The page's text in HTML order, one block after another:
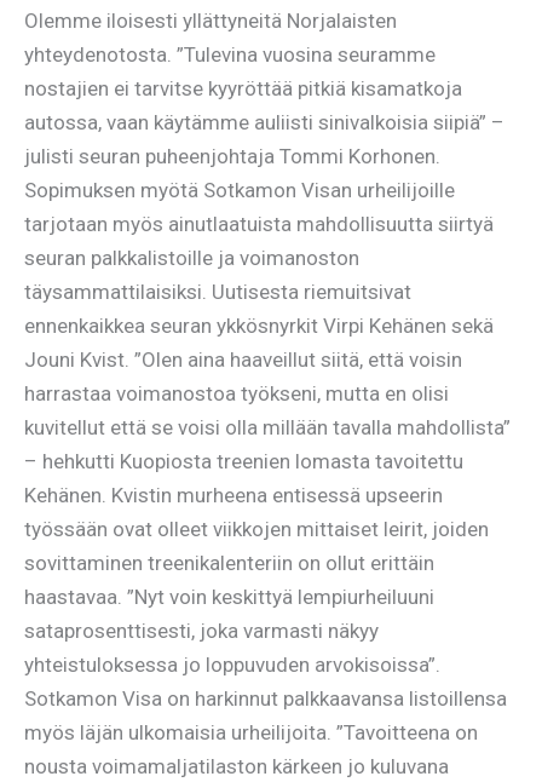
Olemme iloisesti yllättyneitä Norjalaisten
yhteydenotosta. ”Tulevina vuosina seuramme
nostajien ei tarvitse kyyröttää pitkiä kisamatkoja
autossa, vaan käytämme auliisti sinivalkoisia siipiä” –
julisti seuran puheenjohtaja Tommi Korhonen.
Sopimuksen myötä Sotkamon Visan urheilijoille
tarjotaan myös ainutlaatuista mahdollisuutta siirtyä
seuran palkkalistoille ja voimanoston
täysammattilaisiksi. Uutisesta riemuitsivat
ennenkaikkea seuran ykkösnyrkit Virpi Kehänen sekä
Jouni Kvist. ”Olen aina haaveillut siitä, että voisin
harrastaa voimanostoa työkseni, mutta en olisi
kuvitellut että se voisi olla millään tavalla mahdollista”
– hehkutti Kuopiosta treenien lomasta tavoitettu
Kehänen. Kvistin murheena entisessä upseerin
työssään ovat olleet viikkojen mittaiset leirit, joiden
sovittaminen treenikalenteriin on ollut erittäin
haastavaa. ”Nyt voin keskittyä lempiurheiluuni
sataprosenttisesti, joka varmasti näkyy
yhteistuloksessa jo loppuvuden arvokisoissa”.
Sotkamon Visa on harkinnut palkkaavansa listoillensa
myös läjän ulkomaisia urheilijoita. ”Tavoitteena on
nousta voimamaljatilaston kärkeen jo kuluvana